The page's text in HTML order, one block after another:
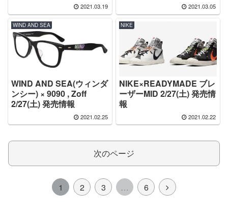
2021.03.19 2021.03.05
WIND AND SEA
WIND AND SEA(ウィンダ
ンシー) × 9090 , Zoff
2/27(土) 発売情報
2021.02.25
NIKE
NIKE×READYMADE ブレ
ーザーMID 2/27(土) 発売情
報
2021.02.22
次のページ
1 2 3 … 6